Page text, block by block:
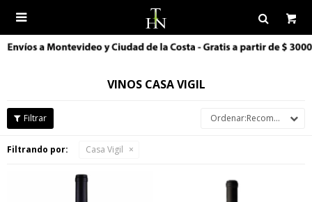

VINOS CASA VIGIL
Recomendados
Filtrando por: Casa Vigil